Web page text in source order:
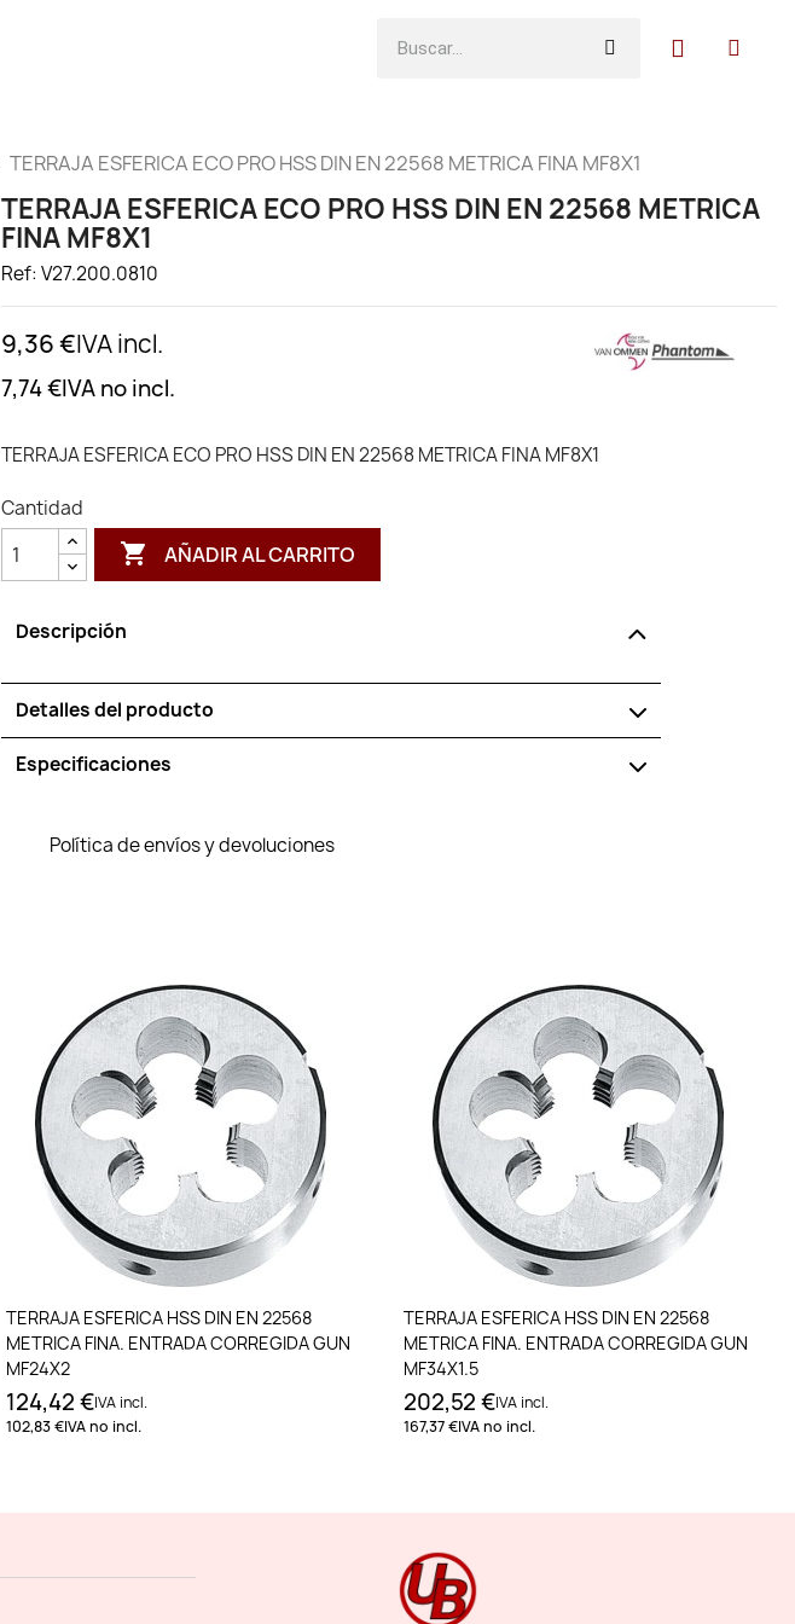
TERRAJA ESFERICA ECO PRO HSS DIN EN 22568 METRICA FINA MF8X1
TERRAJA ESFERICA ECO PRO HSS DIN EN 22568 METRICA
FINA MF8X1
Ref: V27.200.0810
9,36 €IVA incl.
7,74 €IVA no incl.
TERRAJA ESFERICA ECO PRO HSS DIN EN 22568 METRICA FINA MF8X1
Cantidad
 AÑADIR AL CARRITO
Descripción
Detalles del producto
Especificaciones
Política de envíos y devoluciones
Añadir al carrito
TERRAJA ESFERICA HSS DIN EN 22568
METRICA FINA. ENTRADA CORREGIDA GUN
MF24X2
124,42 €IVA incl.
102,83 €IVA no incl.
Añadir al carrito
TERRAJA ESFERICA HSS DIN EN 22568
METRICA FINA. ENTRADA CORREGIDA GUN
MF34X1.5
202,52 €IVA incl.
167,37 €IVA no incl.